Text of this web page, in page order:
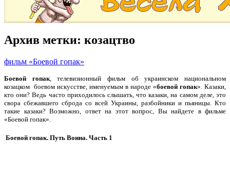
Архив метки: козацтво
фильм «Боевой гопак»
Боевой гопак, телевизионный фильм об украинском национальном
козацком боевом искусстве, именуемым в народе «боевой гопак». Казаки,
кто они? Ведь часто приходилось слышать, что казаки, на самом деле, это
свора сбежавшего сброда со всей Украины, разбойники и пьяницы. Кто
такие казаки? Возможно, ответ на этот вопрос, Вы найдете в фильме
«Боевой гопак».
Боевой гопак. Путь Воина. Часть 1